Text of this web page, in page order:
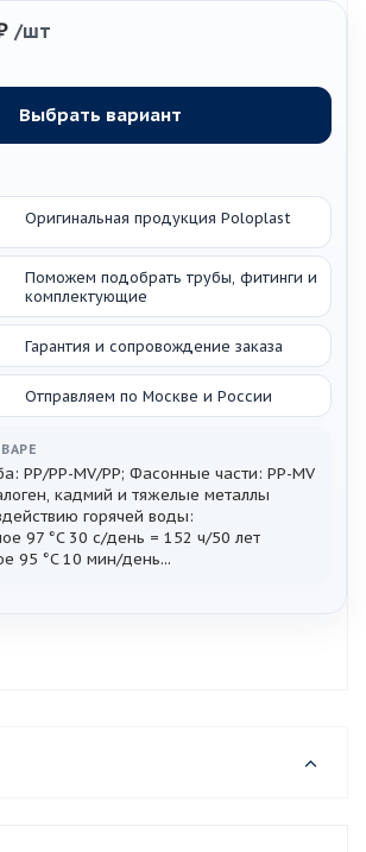
/шт
Оригинальная продукция Poloplast
Поможем подобрать трубы, фитинги и
комплектующие
Гарантия и сопровождение заказа
Отправляем по Москве и России
PP/PP-MV/PP; Фасонные части: PP-MV
кадмий и тяжелые металлы
горячей воды:
97 °C 30 с/день = 152 ч/50 лет
95 °C 10 мин/день...